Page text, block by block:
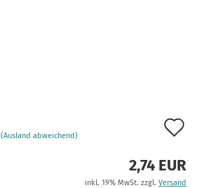
(Ausland abweichend)
2,74 EUR
inkl. 19% MwSt. zzgl. Versand